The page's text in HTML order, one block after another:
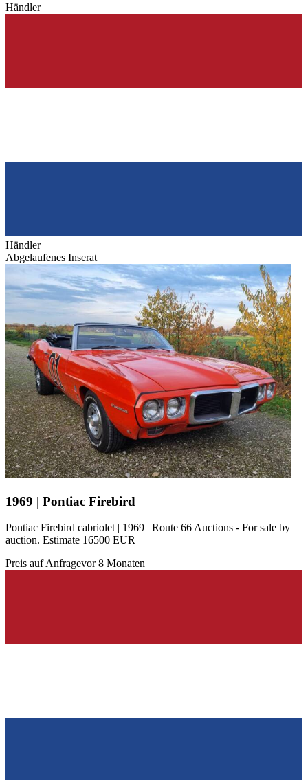
Händler
Händler
Abgelaufenes Inserat
1969 | Pontiac Firebird
Pontiac Firebird cabriolet | 1969 | Route 66 Auctions - For sale by
auction. Estimate 16500 EUR
Preis auf Anfragevor 8 Monaten